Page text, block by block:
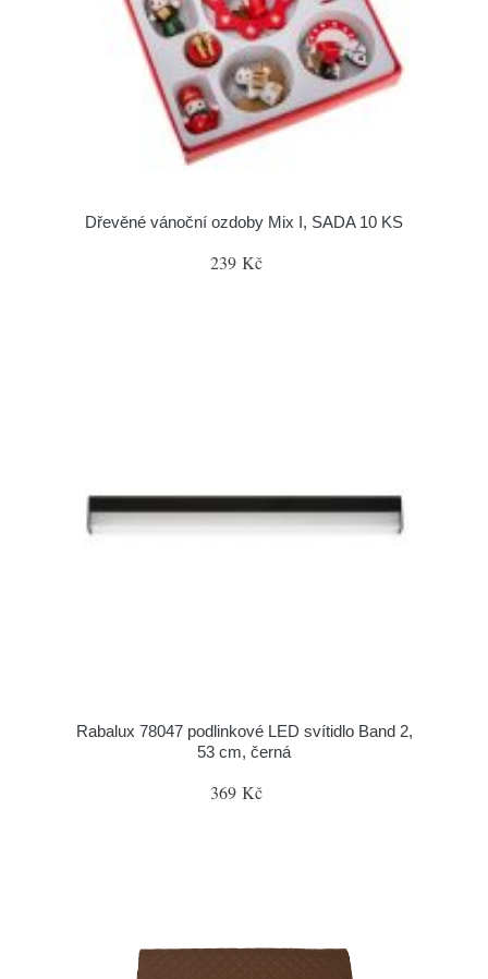
Dřevěné vánoční ozdoby Mix I, SADA 10 KS
239 Kč
Rabalux 78047 podlinkové LED svítidlo Band 2,
53 cm, černá
369 Kč